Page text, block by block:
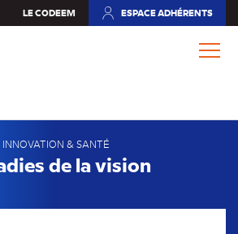
LE CODEEM ESPACE ADHÉRENTS
(NOUVEL
INNOVATION & SANTÉ
de la vision